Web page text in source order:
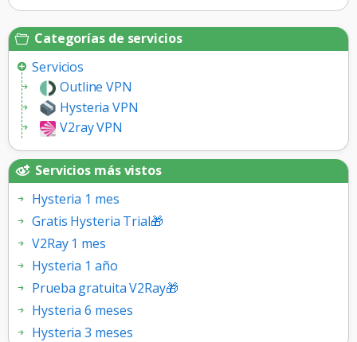
Categorías de servicios
Servicios
Outline VPN
Hysteria VPN
V2ray VPN
Servicios más vistos
Hysteria 1 mes
Gratis Hysteria Trial🎁
V2Ray 1 mes
Hysteria 1 año
Prueba gratuita V2Ray🎁
Hysteria 6 meses
Hysteria 3 meses